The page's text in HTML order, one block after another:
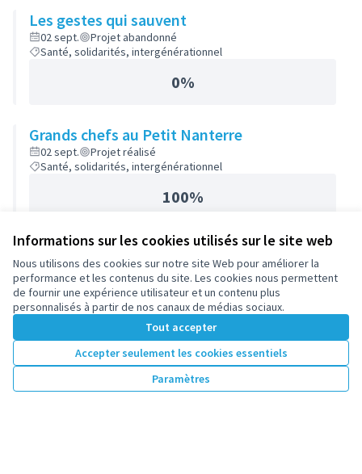
Informations sur les cookies utilisés sur le site web
Nous utilisons des cookies sur notre site Web pour améliorer la
performance et les contenus du site. Les cookies nous permettent
de fournir une expérience utilisateur et un contenu plus
personnalisés à partir de nos canaux de médias sociaux.
Tout accepter
Accepter seulement les cookies essentiels
Paramètres
Les gestes qui sauvent
02 sept.
Projet abandonné
Santé, solidarités, intergénérationnel
0%
Grands chefs au Petit Nanterre
02 sept.
Projet réalisé
Santé, solidarités, intergénérationnel
100%